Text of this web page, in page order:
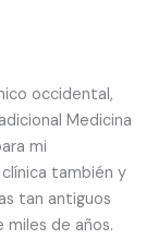
occidental,
Medicina
mi
también y
tan antiguos
miles de años.